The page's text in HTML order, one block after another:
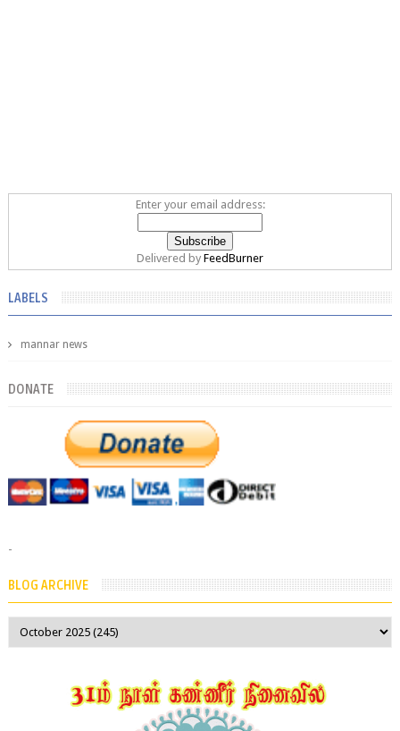
Enter your email address:
Delivered by FeedBurner
LABELS
mannar news
DONATE
-
BLOG ARCHIVE